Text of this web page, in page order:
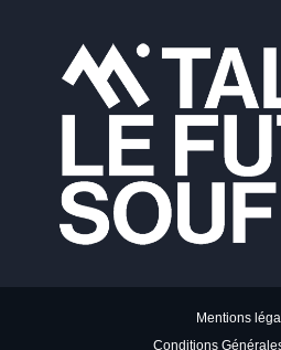
Mentions
Conditions